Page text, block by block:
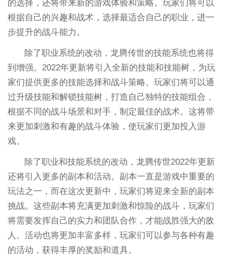
的选择，还将带来新的游戏体验和策略。玩家们将可以
根据自己的兴趣和战术，选择最适合自己的职业，进一
步提升的战斗能力。
除了职业系统的改动，龙腾传世的技能系统也将得
到增强。2022年更新将引入全新的技能和技能树，为玩
家们提供更多的技能选择和战斗策略。玩家们将可以通
过升级技能和解锁技能树，打造自己独特的技能组合，
根据不同的战斗场景和对手，制定最佳的战术。这将带
来更加刺激和有趣的战斗体验，使玩家们更加投入游
戏。
除了职业和技能系统的改动，龙腾传世2022年更新
还将引入更多的副本和活动。副本一直是游戏中重要的
玩法之一，而在这次更新中，玩家们将迎来全新的副本
挑战。这些副本将充满更加刺激和惊险的战斗，玩家们
将需要发挥自己的实力和团队合作，才能战胜强大的敌
人。活动也将更加丰富多样，玩家们可以参与各种有趣
的活动，获得丰厚的奖励和道具。